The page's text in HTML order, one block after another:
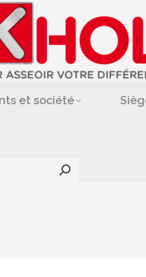
et société
clients et société
Repose-jambes &